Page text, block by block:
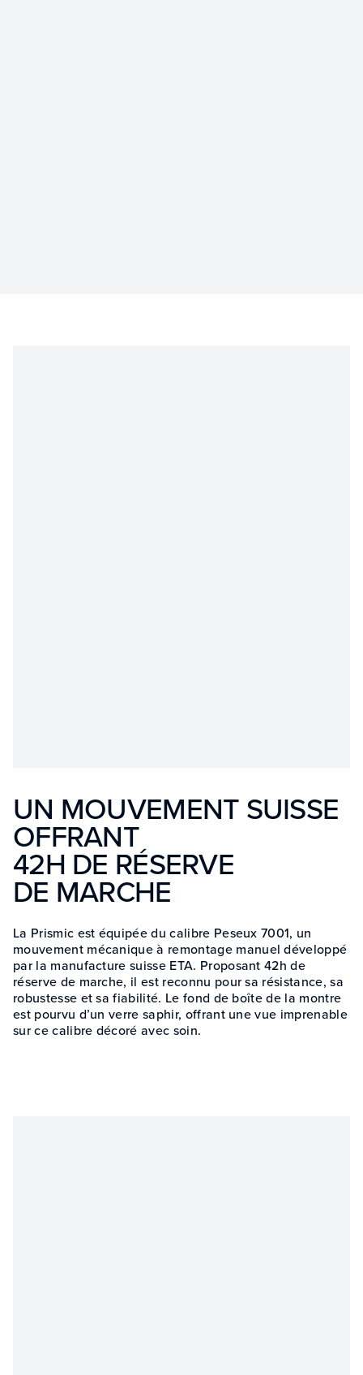
UN MOUVEMENT SUISSE
OFFRANT
42H DE RÉSERVE
DE MARCHE
La Prismic est équipée du calibre Peseux 7001, un
mouvement mécanique à remontage manuel développé
par la manufacture suisse ETA. Proposant 42h de
réserve de marche, il est reconnu pour sa résistance, sa
robustesse et sa fiabilité. Le fond de boîte de la montre
est pourvu d’un verre saphir, offrant une vue imprenable
sur ce calibre décoré avec soin.